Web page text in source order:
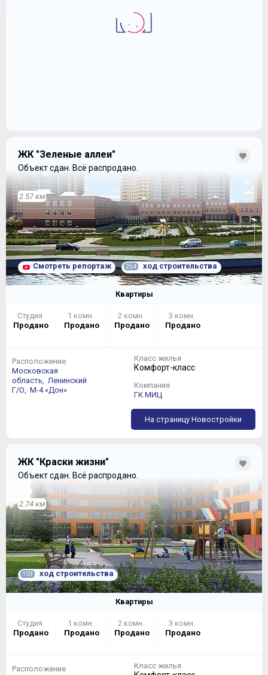
ЖК "Зеленые аллеи"
Объект сдан. Всё распродано.
2.57 км
Смотреть репортаж 254 ход строительства
Квартиры
Студия
Продано
1 комн.
Продано
2 комн.
Продано
3 комн.
Продано
Расположение
Московская
область,
Ленинский
Г/О,
М-4 «Дон»
Класс жилья
Комфорт-класс
Компания
ГК МИЦ
На страницу Новостройки
ЖК "Краски жизни"
Объект сдан. Всё распродано.
2.74 км
103 ход строительства
Квартиры
Студия
Продано
1 комн.
Продано
2 комн.
Продано
3 комн.
Продано
Расположение
Класс жилья